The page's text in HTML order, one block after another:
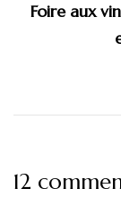
Foire aux
12